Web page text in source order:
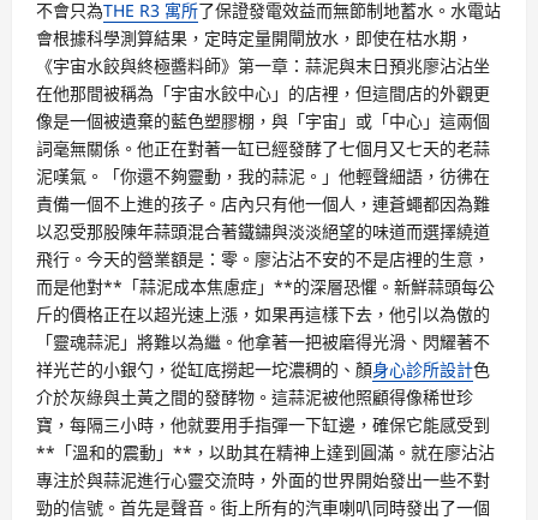
不會只為THE R3 寓所了保證發電效益而無節制地蓄水。水電站
會根據科學測算結果，定時定量開閘放水，即使在枯水期，
《宇宙水餃與終極醬料師》第一章：蒜泥與末日預兆廖沾沾坐
在他那間被稱為「宇宙水餃中心」的店裡，但這間店的外觀更
像是一個被遺棄的藍色塑膠棚，與「宇宙」或「中心」這兩個
詞毫無關係。他正在對著一缸已經發酵了七個月又七天的老蒜
泥嘆氣。「你還不夠靈動，我的蒜泥。」他輕聲細語，彷彿在
責備一個不上進的孩子。店內只有他一個人，連蒼蠅都因為難
以忍受那股陳年蒜頭混合著鐵鏽與淡淡絕望的味道而選擇繞道
飛行。今天的營業額是：零。廖沾沾不安的不是店裡的生意，
而是他對**「蒜泥成本焦慮症」**的深層恐懼。新鮮蒜頭每公
斤的價格正在以超光速上漲，如果再這樣下去，他引以為傲的
「靈魂蒜泥」將難以為繼。他拿著一把被磨得光滑、閃耀著不
祥光芒的小銀勺，從缸底撈起一坨濃稠的、顏身心診所設計色
介於灰綠與土黃之間的發酵物。這蒜泥被他照顧得像稀世珍
寶，每隔三小時，他就要用手指彈一下缸邊，確保它能感受到
**「溫和的震動」**，以助其在精神上達到圓滿。就在廖沾沾
專注於與蒜泥進行心靈交流時，外面的世界開始發出一些不對
勁的信號。首先是聲音。街上所有的汽車喇叭同時發出了一個